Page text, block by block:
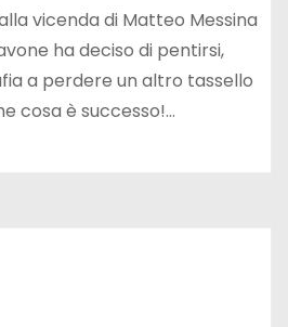
vicenda di Matteo Messina
ha deciso di pentirsi,
a perdere un altro tassello
cosa è successo!…